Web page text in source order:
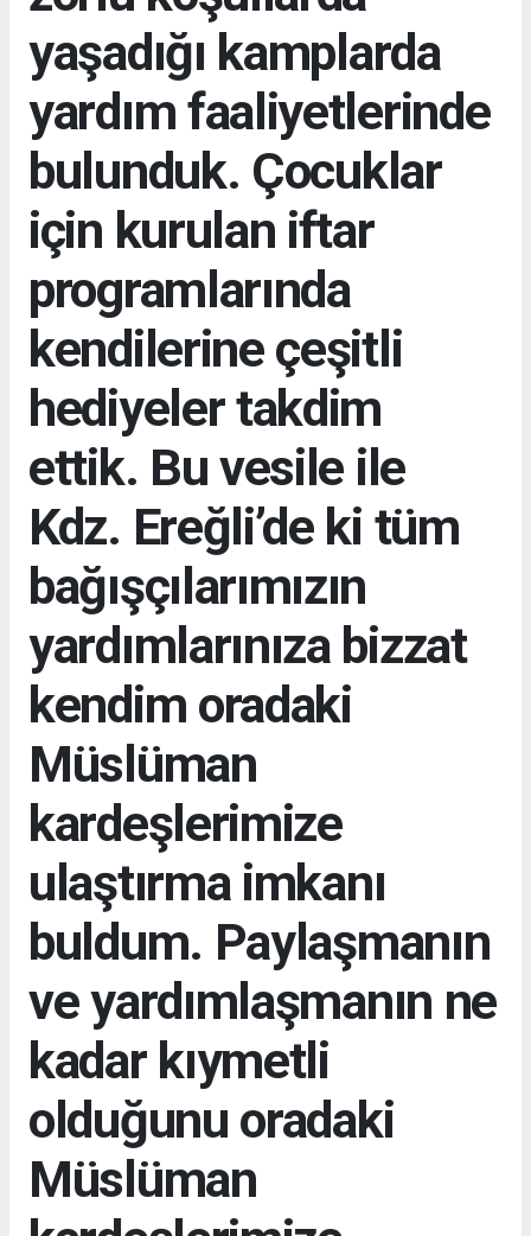
yaşadığı kamplarda
yardım faaliyetlerinde
bulunduk. Çocuklar
için kurulan iftar
programlarında
kendilerine çeşitli
hediyeler takdim
ettik. Bu vesile ile
Kdz. Ereğli’de ki tüm
bağışçılarımızın
yardımlarınıza bizzat
kendim oradaki
Müslüman
kardeşlerimize
ulaştırma imkanı
buldum. Paylaşmanın
ve yardımlaşmanın ne
kadar kıymetli
olduğunu oradaki
Müslüman